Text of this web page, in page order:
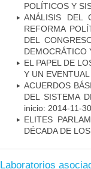
POLÍTICOS Y
ANÁLISIS DEL
REFORMA
DEL
DEMOCRÁTICO
EL PAPEL DE
Y UN
ACUERDOS
DEL SISTEMA
inicio: 2014-11-
ELITES
DÉCADA DE
Laboratorios